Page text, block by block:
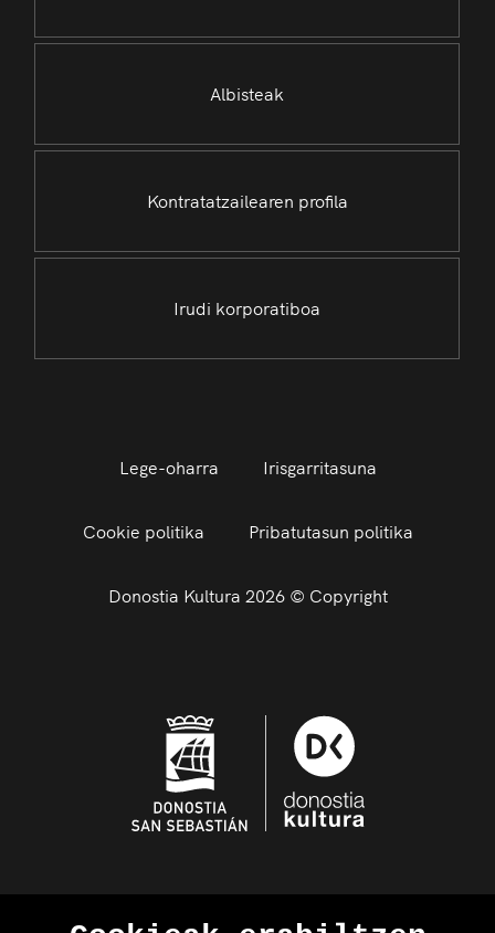
Albisteak
Kontratatzailearen profila
Irudi korporatiboa
Lege-oharra Irisgarritasuna
Cookie politika Pribatutasun politika
Donostia Kultura 2026 © Copyright